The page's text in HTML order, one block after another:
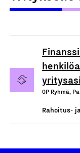
OP Ryhmä,
Rahoitus-